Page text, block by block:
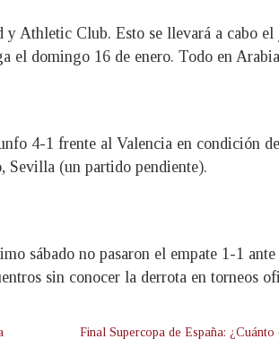
Athletic Club. Esto se llevará a cabo
el domingo 16 de enero. Todo en
4-1 frente al Valencia en condición
Sevilla (un partido pendiente).
sábado no pasaron el empate 1-1
sin conocer la derrota en torneos
Final Supercopa de España: